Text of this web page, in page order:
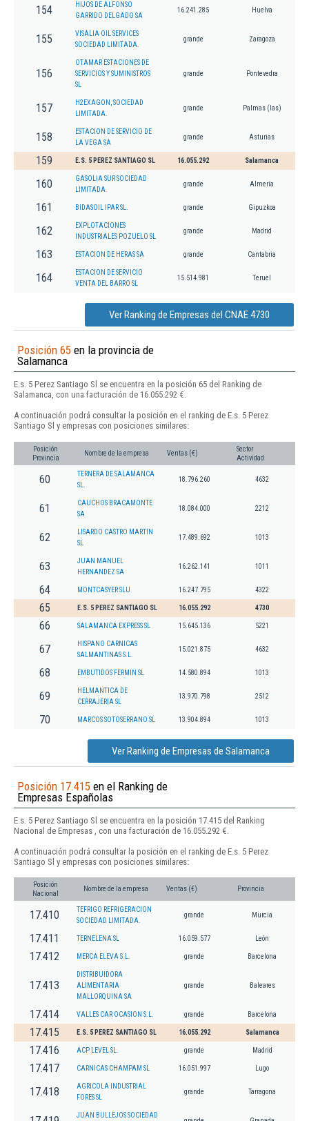
154
HIJOS DE ALFONSO
GARRIDO DELGADO SA
16.241.285 Huelva
155
VISALIA OIL SERVICES
SOCIEDAD LIMITADA.
grande Zaragoza
156
OTAMAR ESTACIONES DE
SERVICIOS Y SUMINISTROS
SL
grande Pontevedra
157
H2EXAGON, SOCIEDAD
LIMITADA.
grande Palmas (las)
158
ESTACION DE SERVICIO DE
LA VEGA SA
grande Asturias
159 E.S. 5 PEREZ SANTIAGO SL 16.055.292 Salamanca
160
GASOLIA SUR SOCIEDAD
LIMITADA.
grande Almería
161 BIDASOIL IPAR SL. grande Gipuzkoa
162
EXPLOTACIONES
INDUSTRIALES POZUELO SL
grande Madrid
163 ESTACION DE HERAS SA grande Cantabria
164
ESTACION DE SERVICIO
VENTA DEL BARRO SL
15.514.981 Teruel
Ver Ranking de Empresas del CNAE 4730
Posición 65 en la provincia de
Salamanca
E.s. 5 Perez Santiago Sl se encuentra en la posición 65 del Ranking de
Salamanca, con una facturación de 16.055.292 €.
A continuación podrá consultar la posición en el ranking de E.s. 5 Perez
Santiago Sl y empresas con posiciones similares:
Posición
Provincia
Nombre de la empresa Ventas (€)
Sector
Actividad
60
TERNERA DE SALAMANCA
SL.
18.796.260 4632
61
CAUCHOS BRACAMONTE
SA
18.084.000 2212
62
LISARDO CASTRO MARTIN
SL
17.489.692 1013
63
JUAN MANUEL
HERNANDEZ SA
16.262.141 1011
64 MONTCASYER SLU 16.247.795 4322
65 E.S. 5 PEREZ SANTIAGO SL 16.055.292 4730
66 SALAMANCA EXPRESS SL 15.645.136 5221
67
HISPANO CARNICAS
SALMANTINAS S.L.
15.021.875 4632
68 EMBUTIDOS FERMIN SL 14.580.894 1013
69
HELMANTICA DE
CERRAJERIA SL
13.970.798 2512
70 MARCOS SOTOSERRANO SL 13.904.894 1013
Ver Ranking de Empresas de Salamanca
Posición 17.415 en el Ranking de
Empresas Españolas
E.s. 5 Perez Santiago Sl se encuentra en la posición 17.415 del Ranking
Nacional de Empresas , con una facturación de 16.055.292 €.
A continuación podrá consultar la posición en el ranking de E.s. 5 Perez
Santiago Sl y empresas con posiciones similares:
Posición
Nacional
Nombre de la empresa Ventas (€) Provincia
17.410
TEFRIGO REFRIGERACION
SOCIEDAD LIMITADA.
grande Murcia
17.411 TERNELENA SL 16.059.577 León
17.412 MERCA ELEVA S.L. grande Barcelona
17.413
DISTRIBUIDORA
ALIMENTARIA
MALLORQUINA SA
grande Baleares
17.414 VALLES CAR OCASION S.L. grande Barcelona
17.415 E.S. 5 PEREZ SANTIAGO SL 16.055.292 Salamanca
17.416 ACP LEVEL SL. grande Madrid
17.417 CARNICAS CHAMPAM SL 16.051.997 Lugo
17.418
AGRICOLA INDUSTRIAL
FORES SL
grande Tarragona
JUAN BULLEJOS SOCIEDAD